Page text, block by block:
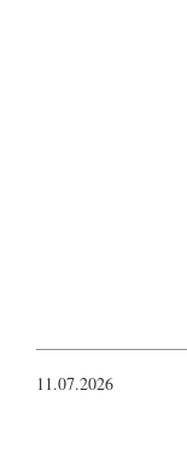
11.07.2026